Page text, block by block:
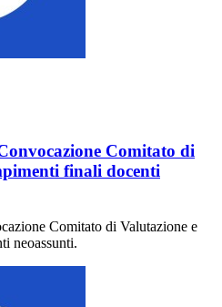
Comitato di
finali docenti
Comitato di Valutazione e
neoassunti.